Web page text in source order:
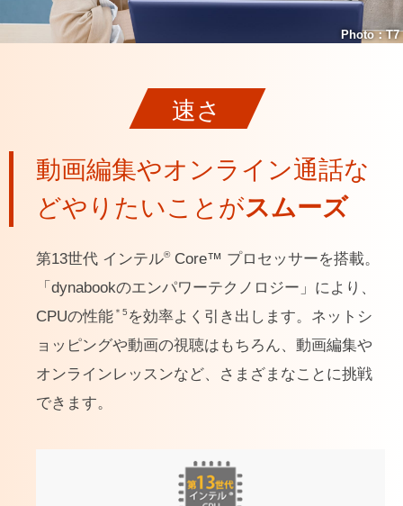
速さ
動画編集やオンライン通話な
どやりたいことがスムーズ
第13世代 インテル®Core™ プロセッサーを搭載。
「dynabookのエンパワーテクノロジー」により、
CPUの性能 ＊5 を効率よく引き出します。ネットシ
ョッピングや動画の視聴はもちろん、動画編集や
オンラインレッスンなど、さまざまなことに挑戦
できます。
Photo：T7